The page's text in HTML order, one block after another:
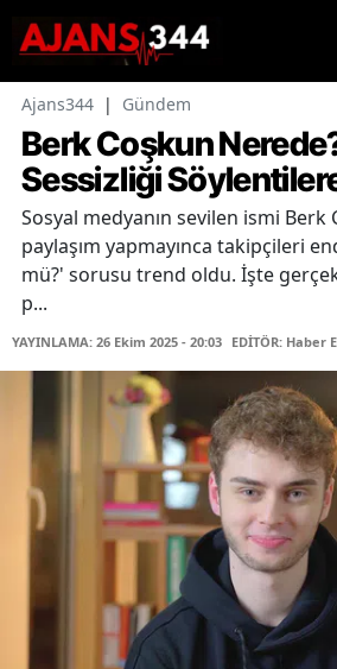
Ajans344 | Gündem
Berk Coşkun
Sessizliği
Sosyal medyanın sevilen ismi Berk
paylaşım yapmayınca takipçileri
mü?' sorusu trend oldu. İşte
p...
YAYINLAMA: 26 Ekim 2025 - 20:03 EDİTÖR: Haber